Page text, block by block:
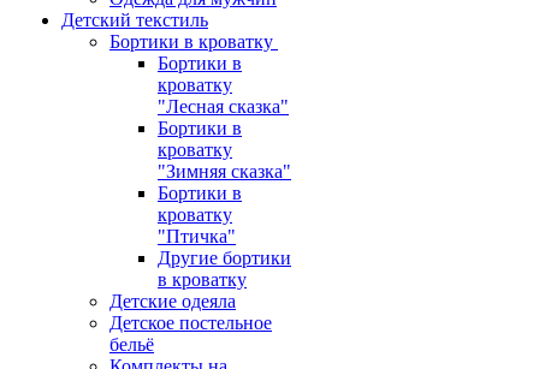
Детский текстиль
Бортики в кроватку
Бортики в
кроватку
"Лесная сказка"
Бортики в
кроватку
"Зимняя сказка"
Бортики в
кроватку
"Птичка"
Другие бортики
в кроватку
Детские одеяла
Детское постельное
бельё